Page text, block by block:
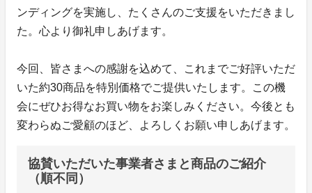
ンディングを実施し、たくさんのご支援をいただきまし
た。心より御礼申しあげます。
今回、皆さまへの感謝を込めて、これまでご好評いただ
いた約30商品を特別価格でご提供いたします。この機
会にぜひお得なお買い物をお楽しみください。今後とも
変わらぬご愛顧のほど、よろしくお願い申しあげます。
協賛いただいた事業者さまと商品のご紹介
（順不同）